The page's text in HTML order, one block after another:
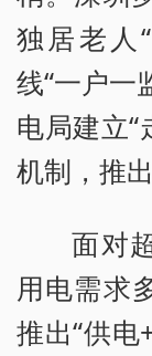
独居老人
线“一户一
电局建立“
机制，推
面对
用电需求
推出“供电